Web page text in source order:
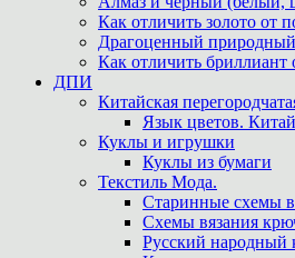
Как отличить золото от
Драгоценный
Как отличить бриллиант
ДПИ
Китайская
Язык цветов.
Куклы и игрушки
Куклы из бумаги
Текстиль Мода.
Старинные схемы
Схемы вязания
Русский народный